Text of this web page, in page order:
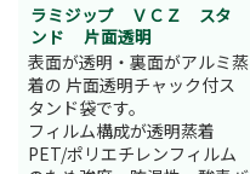
ラミジップ ＶＣＺ スタ
ンド 片面透明
表面が透明・裏面がアルミ蒸
着の 片面透明チャック付ス
タンド袋です。
フィルム構成が透明蒸着
PET/ポリエチレンフィルム